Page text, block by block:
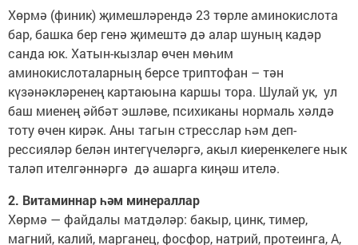
Хөрмә (финик) җимешләрендә 23 төрле аминокислота
бар, башка бер генә җимештә дә алар шуның кадәр
санда юк. Хатын-кызлар өчен мөһим
аминокислоталарның берсе триптофан – тән
күзәнәкләренең картаюына каршы тора. Шулай ук, ул
баш миенең әйбәт эшләве, психиканы нормаль хәлдә
тоту өчен кирәк. Аны тагын стресслар һәм деп­
рессияләр белән интегүчеләргә, акыл киеренкелеге нык
таләп ителгәннәргә дә ашарга киңәш ителә.
2. Витаминнар һәм минераллар
Хөрмә — файдалы матдәләр: бакыр, цинк, тимер,
магний, калий, марганец, фосфор, натрий, протеинга, А,